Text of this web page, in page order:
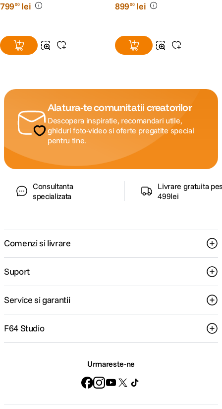
79900 lei 89900 lei
Alatura-te comunitatii creatorilor
Descopera inspiratie, recomandari utile,
ghiduri foto-video si oferte pregatite special
pentru tine.
Consultanta
specializata
Livrare gratuita
499lei
Comenzi si livrare
Suport
Service si garantii
F64 Studio
Urmareste-ne